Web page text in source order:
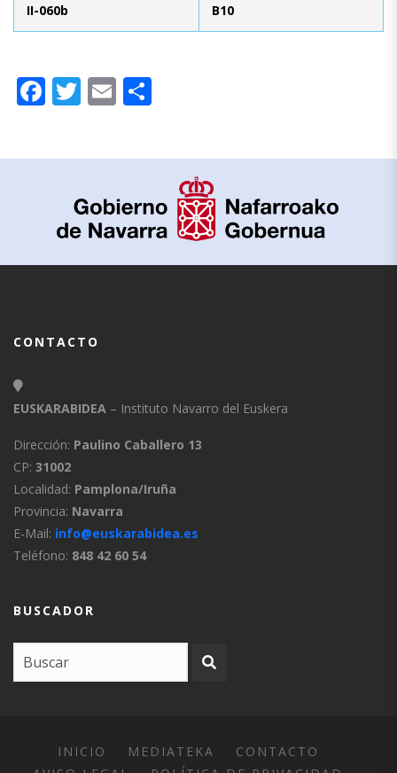
II-060b B10
Facebook
Twitter
Email
CONTACTO
EUSKARABIDEA – Instituto Navarro del Euskera
Dirección: Paulino Caballero 13
CP: 31002
Localidad: Pamplona/Iruña
Provincia: Navarra
E-Mail: info@euskarabidea.es
Teléfono: 848 42 60 54
BUSCADOR
INICIO MEDIATEKA
CONTACTO